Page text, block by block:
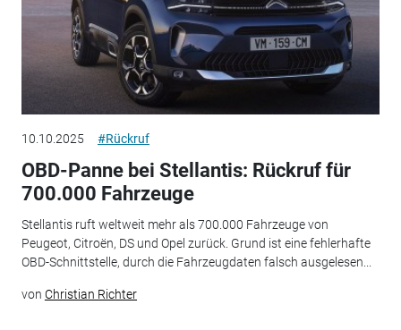
10.10.2025 #Rückruf
OBD-Panne bei Stellantis: Rückruf für
700.000 Fahrzeuge
Stellantis ruft weltweit mehr als 700.000 Fahrzeuge von
Peugeot, Citroën, DS und Opel zurück. Grund ist eine fehlerhafte
OBD-Schnittstelle, durch die Fahrzeugdaten falsch ausgelesen...
von Christian Richter